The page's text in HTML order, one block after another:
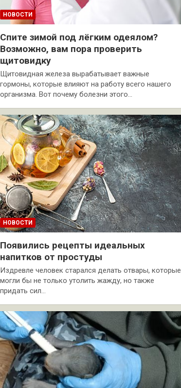
НОВОСТИ
Спите зимой под лёгким одеялом?
Возможно, вам пора проверить
щитовидку
Щитовидная железа вырабатывает важные
гормоны, которые влияют на работу всего нашего
организма. Вот почему болезни этого…
НОВОСТИ
Появились рецепты идеальных
напитков от простуды
Издревле человек старался делать отвары, которые
могли бы не только утолить жажду, но также
придать сил…